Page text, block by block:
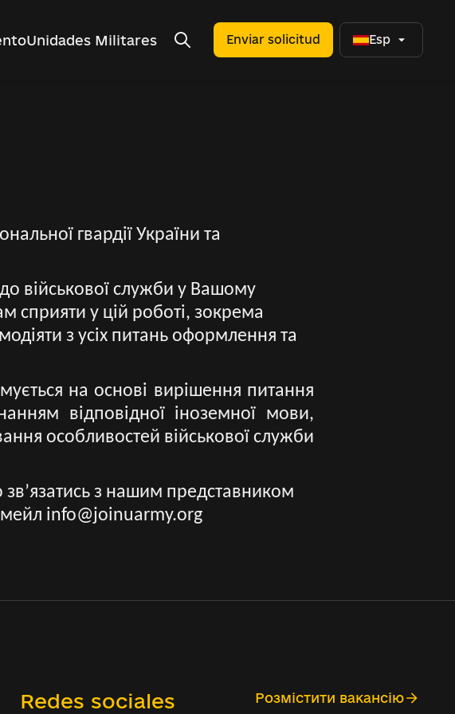
Unidades Militares Enviar solicitud Esp
гвардії України та
військової служби у Вашому
сприяти у цій роботі, зокрема
з усіх питань оформлення та
на основі вирішення питання
відповідної іноземної мови,
особливостей військової служби
зв’язатись з нашим представником
мейл info@joinuarmy.org
Redes sociales Розмістити вакансію